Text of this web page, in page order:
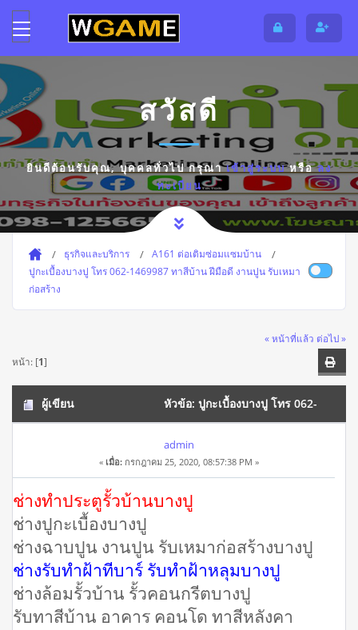
สวัสดี
ยินดีต้อนรับคุณ,บุคคลทั่วไปกรุณาเข้าสู่ระบบหรือลง
ทะเบียน
ธุรกิจและบริการ
A161 ต่อเติมซ่อมแซมบ้าน
ปูกะเบื้องบางปู โทร 062-1469987 ทาสีบ้าน ฝีมือดี งานปูน รับเหมา
ก่อสร้าง
« หน้าที่แล้ว ต่อไป »
หน้า: [1]
ผู้เขียน หัวข้อ: ปูกะเบื้องบางปู โทร 062-
1469987 ทาสีบ้าน ฝีมือดี งานปูน รับเหมาก่อสร้าง (อ่าน 20096
ครั้ง)
admin
« เมื่อ: กรกฎาคม 25, 2020, 08:57:38 PM »
ช่างทำประตูรั้วบ้านบางปู
ช่างปูกะเบื้องบางปู
ช่างฉาบปูน งานปูน รับเหมาก่อสร้างบางปู
ช่างรับทำฝ้าทีบาร์ รับทำฝ้าหลุมบางปู
ช่างล้อมรั้วบ้าน รั้วคอนกรีตบางปู
รับทาสีบ้าน อาคาร คอนโด ทาสีหลังคา